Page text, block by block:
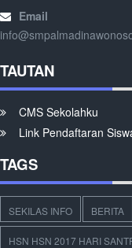
Email
TAUTAN
CMS Sekolahku
Link Pendaftaran
TAGS
SEKILAS INFO BERITA
HSN HSN 2017 HARI